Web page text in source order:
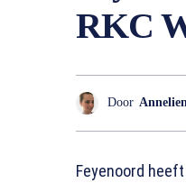
RKC
Door
Feyenoord